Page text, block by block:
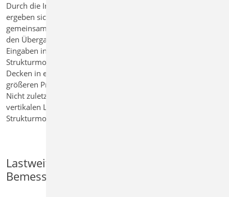
Durch die Integration der Lastfelder in das Strukturmodell
ergeben sich zahlreiche Vorteile: Die Lastfelder werden
gemeinsam mit den Lasten im StrukturEditor definiert, was
den Übergang zur Bemessung beschleunigt. Redundante
Eingaben in MicroFe entfallen, da die Lastfelder bereits im
Strukturmodell vorliegen. Zudem lassen sich mehrere
Decken in einem Schritt bearbeiten, was insbesondere bei
größeren Projekten zu einer erheblichen Zeitersparnis führt.
Nicht zuletzt verbessert sich auch die Genauigkeit der
vertikalen Lastverteilung, da die Lastfelder bereits im
Strukturmodell berücksichtigt werden können.
Lastweiterleitung für 3D-FE-
Bemessungsmodelle